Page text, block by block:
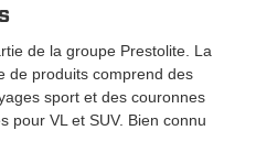
de la groupe Prestolite. La
de produits comprend des
sport et des couronnes
pour VL et SUV. Bien connu